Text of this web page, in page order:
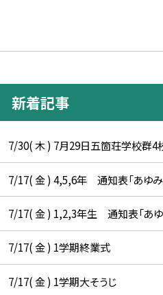
新着記事
7/30( 木 ) 7月29日五箇荘学校群4
7/17( 金 ) 4,5,6年 通知表「あゆみ
7/17( 金 ) 1,2,3年生 通知表「あゆ
7/17( 金 ) 1学期終業式
7/17( 金 ) 1学期大そうじ